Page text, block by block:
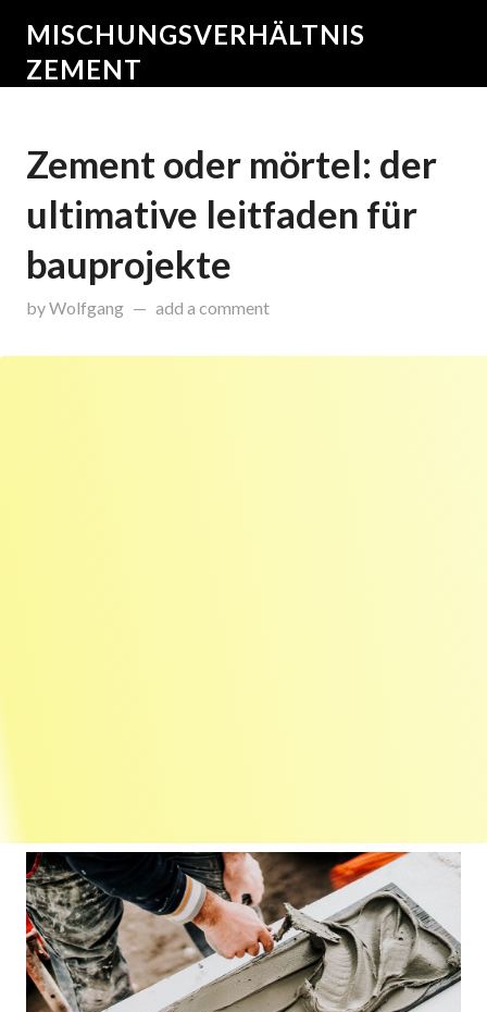
MISCHUNGSVERHÄLTNIS
ZEMENT
Zement oder mörtel: der
ultimative leitfaden für
bauprojekte
byWolfgang onJuni 16, 2025
add a comment